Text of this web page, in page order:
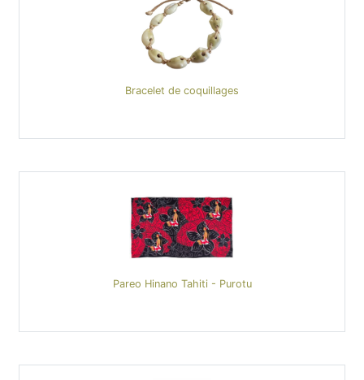
Bracelet de coquillages
Pareo Hinano Tahiti - Purotu